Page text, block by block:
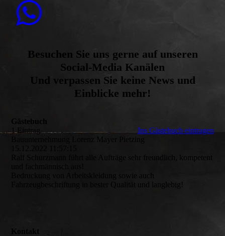
Besuchen Sie uns gerne auf unseren
Social-Media Kanälen
Und verpassen Sie keine News und
Einblicke mehr!
Gästebuch
1 Eintrag
Ins Gästebuch eintragen
Bauunternehmung Lorenz Mayer Pietzing
Ralf Schurzmann führt alle Aufträge sehr freundlich, kompetent
Bedruckung von Arbeitskleidung sowie auch
Fahrzeugbeschriftung in bester Qualität und langlebig!
Kontakt